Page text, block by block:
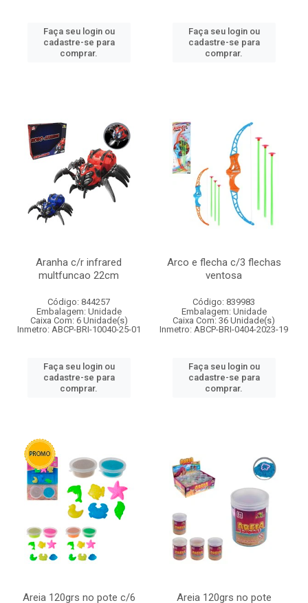
Faça seu login ou
cadastre-se para
comprar.
Faça seu login ou
cadastre-se para
comprar.
Aranha c/r infrared
multfuncao 22cm
Código: 844257
Embalagem: Unidade
Caixa Com: 6 Unidade(s)
Inmetro: ABCP-BRI-10040-25-01
Faça seu login ou
cadastre-se para
comprar.
Arco e flecha c/3 flechas
ventosa
Código: 839983
Embalagem: Unidade
Caixa Com: 36 Unidade(s)
Inmetro: ABCP-BRI-0404-2023-19
Faça seu login ou
cadastre-se para
comprar.
Areia 120grs no pote c/6
Areia 120grs no pote